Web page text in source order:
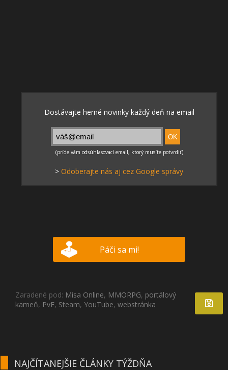
> Odoberajte nás aj cez Google správy
Páči sa mi!
Zaradené pod: Misa Online, MMORPG, portálový
kameň, PvE, Steam, YouTube, webstránka
NAJČÍTANEJŠIE ČLÁNKY TÝŽDŇA